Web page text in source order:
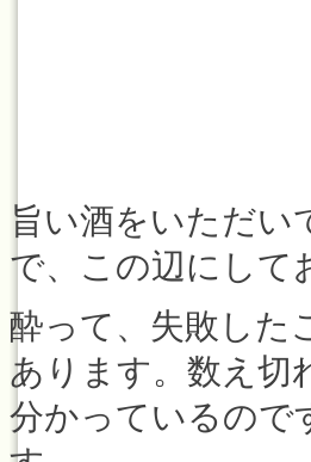
旨い酒をいただい
で、この辺にして
酔って、失敗した
あります。数え切
分かっているので